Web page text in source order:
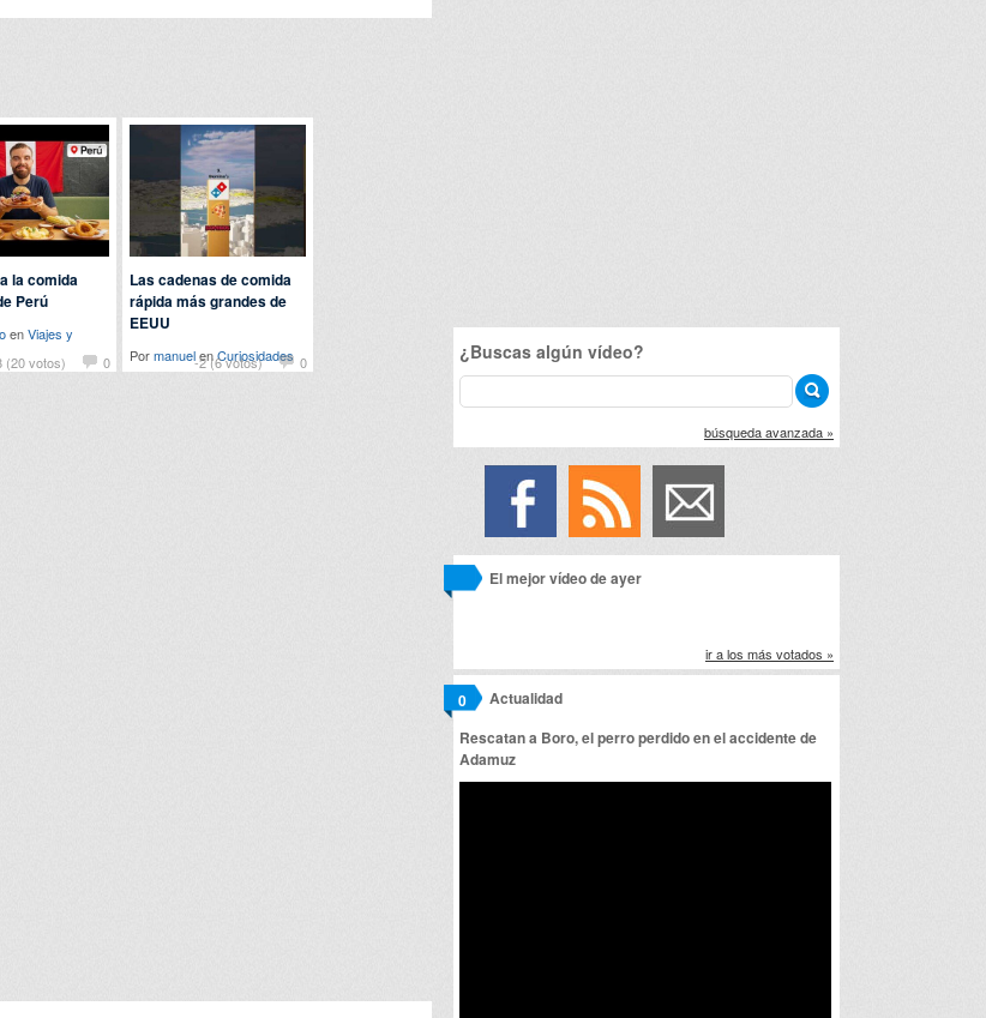
(20 votos) 0
la comida
Perú
enViajes y
-2 (6 votos) 0
Las cadenas de comida
rápida más grandes de
EEUU
PormanuelenCuriosidades ¿Buscas algún vídeo?
búsqueda avanzada »
El mejor vídeo de ayer
ir a los más votados »
Actualidad
0
Rescatan a Boro, el perro perdido en el accidente de
Adamuz